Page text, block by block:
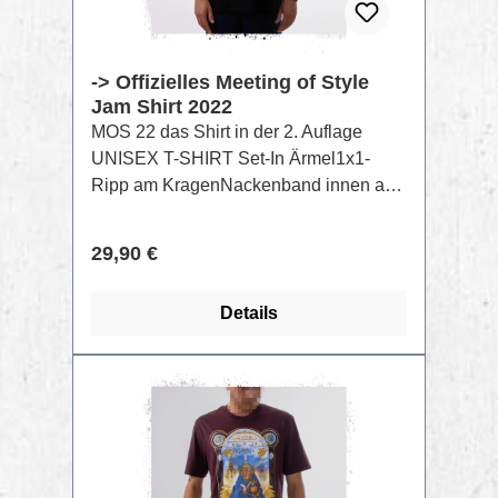
-> Offizielles Meeting of Style
Jam Shirt 2022
MOS 22 das Shirt in der 2. Auflage
UNISEX T-SHIRT Set-In Ärmel1x1-
Ripp am KragenNackenband innen aus
SaumAufdruck per Raster Siebdruck
Singlejersey, 100% gekämmte
Vorgewaschen, 180 GSM
Regulärer Preis:
29,90 €
Details